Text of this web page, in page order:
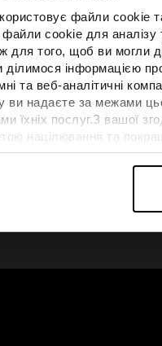
файли cookie
cookie для аналізу
для того, щоб ви могли
ділимося інформацією
та веб-аналітичні
ви надаєте за межами
їхніх послуг.З вашої
націлювання та
та вдосконалення
можна знайти в
колекція 4F для тенісу та
Спортивна
із сучасним